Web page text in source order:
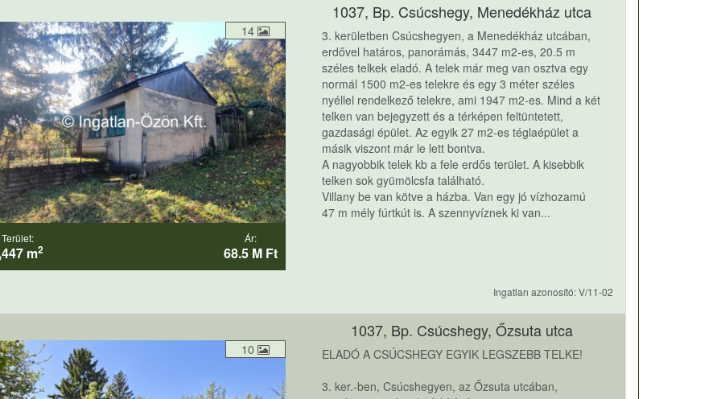
14
Terület:
m2
Ár:
68.5 M Ft
1037, Bp. Csúcshegy, Menedékház utca
3. kerületben Csúcshegyen, a Menedékház utcában,
erdővel határos, panorámás, 3447 m2-es, 20.5 m
széles telkek eladó. A telek már meg van osztva egy
normál 1500 m2-es telekre és egy 3 méter széles
nyéllel rendelkező telekre, ami 1947 m2-es. Mind a két
telken van bejegyzett és a térképen feltüntetett,
gazdasági épület. Az egyik 27 m2-es téglaépület a
másik viszont már le lett bontva.
A nagyobbik telek kb a fele erdős terület. A kisebbik
telken sok gyümölcsfa található.
Villany be van kötve a házba. Van egy jó vízhozamú
47 m mély fúrtkút is. A szennyvíznek ki van...
Ingatlan azonosító: V/11-02
10
1037, Bp. Csúcshegy, Őzsuta utca
ELADÓ A CSÚCSHEGY EGYIK LEGSZEBB TELKE!
3. ker.-ben, Csúcshegyen, az Őzsuta utcában,